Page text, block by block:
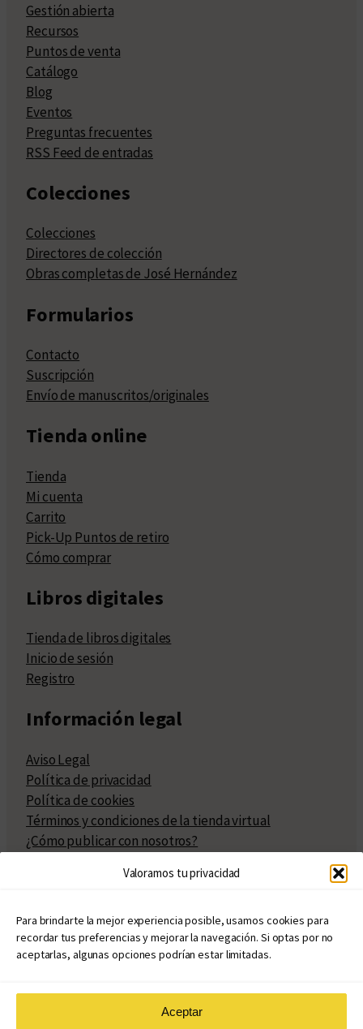
Valoramos tu privacidad
Para brindarte la mejor experiencia posible, usamos cookies para
recordar tus preferencias y mejorar la navegación. Si optas por no
aceptarlas, algunas opciones podrían estar limitadas.
Aceptar
Gestión abierta
Recursos
Puntos de venta
Catálogo
Blog
Eventos
Preguntas frecuentes
RSS Feed de entradas
Colecciones
Colecciones
Directores de colección
Obras completas de José Hernández
Formularios
Contacto
Suscripción
Envío de manuscritos/originales
Tienda online
Tienda
Mi cuenta
Carrito
Pick-Up Puntos de retiro
Cómo comprar
Libros digitales
Tienda de libros digitales
Inicio de sesión
Registro
Información legal
Aviso Legal
Política de privacidad
Política de cookies
Términos y condiciones de la tienda virtual
¿Cómo publicar con nosotros?
Políticas de publicación
Políticas de coedición
Atribuciones